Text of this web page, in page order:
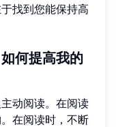
找到您能保持高
何提高我的
动阅读。在阅读
在阅读时，不断